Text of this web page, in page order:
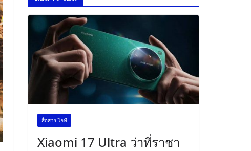
สื่อสาร-ไอที
Xiaomi 17 Ultra ว่าที่ราชา